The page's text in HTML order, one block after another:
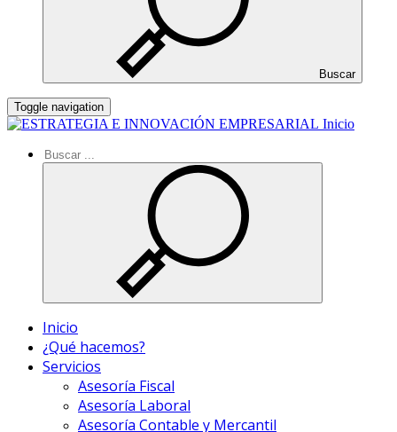
Buscar
Toggle navigation
Inicio
Inicio
¿Qué hacemos?
Servicios
Asesoría Fiscal
Asesoría Laboral
Asesoría Contable y Mercantil